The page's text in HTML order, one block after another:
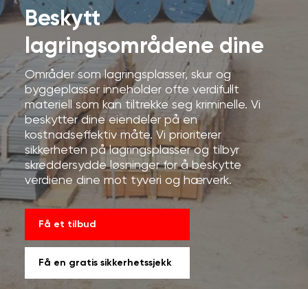
Beskytt
lagringsområdene dine
Områder som lagringsplasser, skur og
byggeplasser inneholder ofte verdifullt
materiell som kan tiltrekke seg kriminelle. Vi
beskytter dine eiendeler på en
kostnadseffektiv måte. Vi prioriterer
sikkerheten på lagringsplasser og tilbyr
skreddersydde løsninger for å beskytte
verdiene dine mot tyveri og hærverk.
Få et tilbud
Få en gratis sikkerhetssjekk